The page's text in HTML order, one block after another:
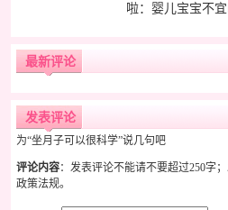
啦：婴儿宝宝不
最新评论
发表评论
为“坐月子可以很科学”说几句吧
评论内容：发表评论不能请不要超过250字
政策法规。